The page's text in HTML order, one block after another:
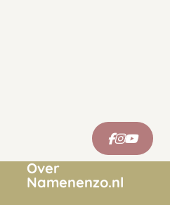
Over
Namenenzo.nl